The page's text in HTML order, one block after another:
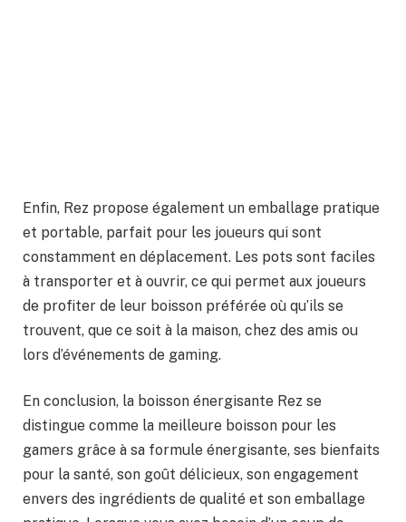
Enfin, Rez propose également un emballage pratique
et portable, parfait pour les joueurs qui sont
constamment en déplacement. Les pots sont faciles
à transporter et à ouvrir, ce qui permet aux joueurs
de profiter de leur boisson préférée où qu’ils se
trouvent, que ce soit à la maison, chez des amis ou
lors d’événements de gaming.
En conclusion, la boisson énergisante Rez se
distingue comme la meilleure boisson pour les
gamers grâce à sa formule énergisante, ses bienfaits
pour la santé, son goût délicieux, son engagement
envers des ingrédients de qualité et son emballage